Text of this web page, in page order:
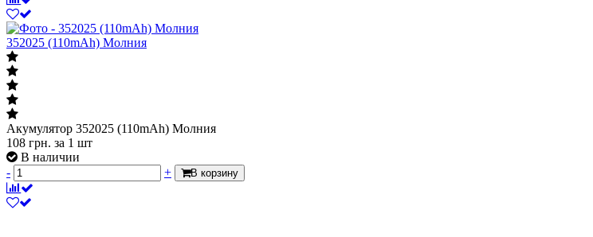
352025 (110mAh) Молния
Акумулятор 352025 (110mAh) Молния
108 грн. за 1 шт
В наличии
-
+ В корзину